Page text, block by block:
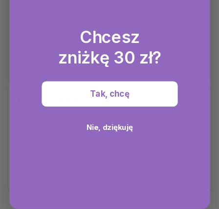
Dodaj ocenę
Marek Zieliński
Chcesz
zniżkę 30 zł?
Tak, chcę
Nie, dziękuję